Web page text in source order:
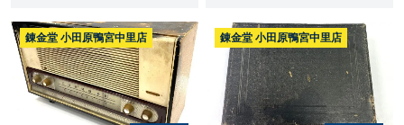
錬金堂 小田原鴨宮中里店 錬金堂 小田原鴨宮中里店